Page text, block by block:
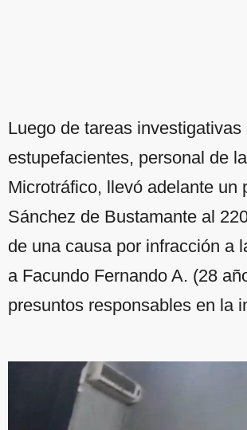
Luego de tareas
estupefacientes, personal de
Microtráfico, llevó adelante un
Sánchez de Bustamante al
de una causa por infracción a
a Facundo Fernando A. (28
presuntos responsables en la